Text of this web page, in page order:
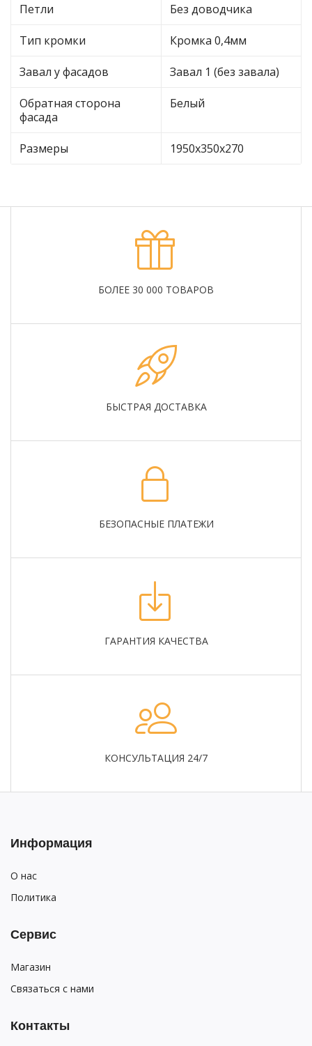
Петли Без доводчика
Тип кромки Кромка 0,4мм
Завал у фасадов Завал 1 (без завала)
Обратная сторона
фасада
Белый
Размеры 1950х350х270
БОЛЕЕ 30 000 ТОВАРОВ
БЫСТРАЯ ДОСТАВКА
БЕЗОПАСНЫЕ ПЛАТЕЖИ
ГАРАНТИЯ КАЧЕСТВА
КОНСУЛЬТАЦИЯ 24/7
Информация
О нас
Политика
Сервис
Магазин
Связаться с нами
Контакты